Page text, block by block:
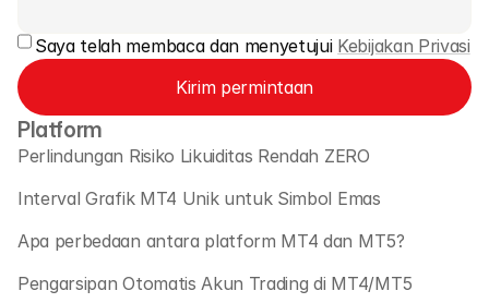
Platform
Perlindungan Risiko Likuiditas Rendah ZERO
Interval Grafik MT4 Unik untuk Simbol Emas
Apa perbedaan antara platform MT4 dan MT5?
Pengarsipan Otomatis Akun Trading di MT4/MT5
Saya telah membaca dan menyetujui Kebijakan Privasi
Kirim permintaan